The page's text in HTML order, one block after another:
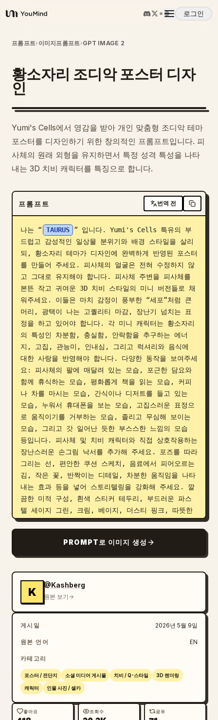
YouMind
로그인
개요
사용 사례
스킬
프롬프트
가격
다운로드
블로그
업데이트
프롬프트› 이미지프롬프트›GPT IMAGE 2
황소자리 조디악 포스터 디자
인
Yumi's Cells에서 영감을 받아 개인 맞춤형 조디악 테마
포스터를 디자인하기 위한 창의적인 프롬프트입니다. 피
사체의 원래 외형을 유지하면서 특정 성격 특성을 나타
내는 3D 치비 캐릭터를 특징으로 합니다.
프롬프트 번역 전
나는 “ TAURUS
” 입니다. Yumi's Cells 특유의 부
드럽고 감성적인 일상물 분위기와 배경 스타일을 살리
되, 황소자리 테마가 디자인에 완벽하게 반영된 포스터
를 만들어 주세요. 피사체의 얼굴은 전혀 수정하지 않
고 그대로 유지해야 합니다. 피사체 주변을 피사체를
본뜬 작고 귀여운 3D 치비 스타일의 미니 버전들로 채
워주세요. 이들은 마치 감정이 풍부한 “세포”처럼 큰
머리, 광택이 나는 고퀄리티 마감, 장난기 넘치는 표
정을 하고 있어야 합니다. 각 미니 캐릭터는 황소자리
의 특성인 차분함, 충실함, 안락함을 추구하는 에너
지, 고집, 관능미, 인내심, 그리고 럭셔리와 음식에
대한 사랑을 반영해야 합니다. 다양한 동작을 보여주세
요: 피사체의 팔에 매달려 있는 모습, 포근한 담요와
함께 휴식하는 모습, 평화롭게 책을 읽는 모습, 커피
나 차를 마시는 모습, 간식이나 디저트를 들고 있는
모습, 누워서 휴대폰을 보는 모습, 고집스러운 표정으
로 움직이기를 거부하는 모습, 졸리고 무심해 보이는
모습, 그리고 갓 일어난 듯한 부스스한 느낌의 모습
등입니다. 피사체 및 치비 캐릭터와 직접 상호작용하는
장난스러운 손그림 낙서를 추가해 주세요. 포즈를 따라
그리는 선, 편안한 쿠션 스케치, 음료에서 피어오르는
김, 작은 꽃, 반짝이는 디테일, 차분한 움직임을 나타
내는 효과 등을 넣어 스토리텔링을 강화해 주세요. 깔
끔한 미적 구성, 흰색 스티커 테두리, 부드러운 파스
텔 세이지 그린, 크림, 베이지, 더스티 핑크, 따뜻한
어스 톤을 사용하고, 고퀄리티 광택 3D 치비 룩과 한
세로 비율의 자연스럽고 감각적인 포스터 느낌으로, 황
소자리의 정체성이 전체 컨셉에 명확하게 녹아들도록
PROMPT로 이미지 생성
K
@Kashberg
원본 보기
게시일 2026년 5월 9일
원본 언어 EN
카테고리
포스터 / 전단지 소셜 미디어 게시물 치비 / Q-스타일 3D 렌더링
캐릭터 인물 사진 / 셀카
좋아요 조회수 공유